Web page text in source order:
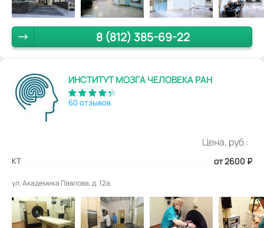
8 (812) 385-69-22
ИНСТИТУТ МОЗГА ЧЕЛОВЕКА РАН
60 отзывов
Цена, руб.:
КТ от 2600 ₽
ул. Академика Павлова, д. 12а.